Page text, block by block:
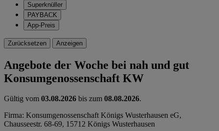
Superknüller
PAYBACK
App-Preis
Zurücksetzen Anzeigen
Angebote der Woche bei nah und gut
Konsumgenossenschaft KW
Gültig vom 03.08.2026 bis zum 08.08.2026.
Firma: Konsumgenossenschaft Königs Wusterhausen eG,
Chausseestr. 68-69, 15712 Königs Wusterhausen